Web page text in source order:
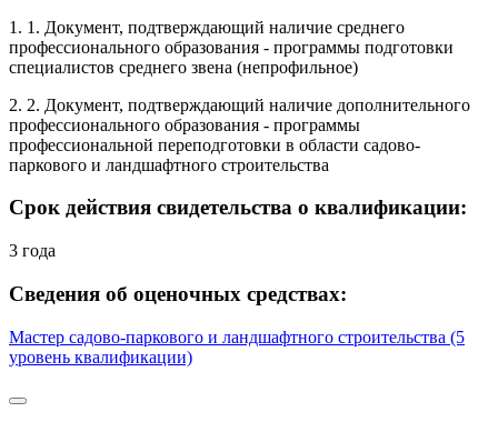
1. 1. Документ, подтверждающий наличие среднего
профессионального образования - программы подготовки
специалистов среднего звена (непрофильное)
2. 2. Документ, подтверждающий наличие дополнительного
профессионального образования - программы
профессиональной переподготовки в области садово-
паркового и ландшафтного строительства
Срок действия свидетельства о квалификации:
3 года
Сведения об оценочных средствах:
Мастер садово-паркового и ландшафтного строительства (5
уровень квалификации)